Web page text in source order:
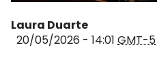
Laura Duarte
20/05/2026 - 14:01 GMT-5